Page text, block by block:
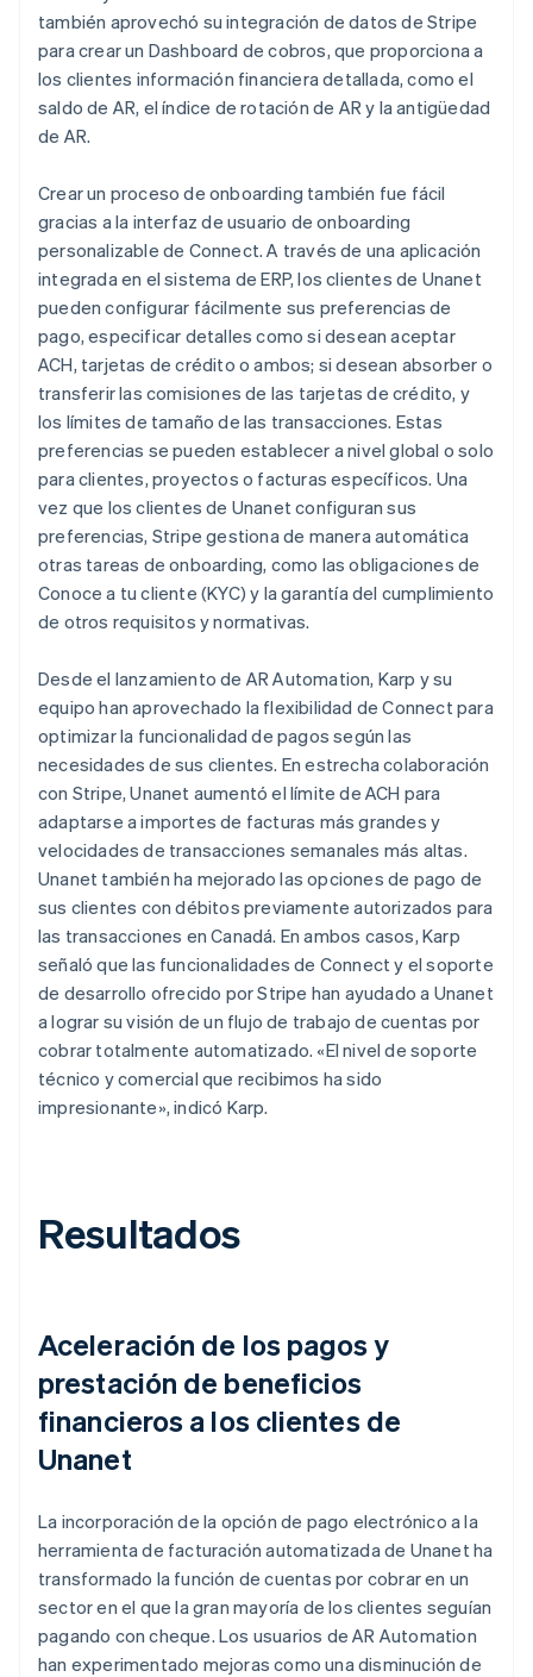
también aprovechó su integración de datos de Stripe
para crear un Dashboard de cobros, que proporciona a
los clientes información financiera detallada, como el
saldo de AR, el índice de rotación de AR y la antigüedad
de AR.
Crear un proceso de onboarding también fue fácil
gracias a la interfaz de usuario de onboarding
personalizable de Connect. A través de una aplicación
integrada en el sistema de ERP, los clientes de Unanet
pueden configurar fácilmente sus preferencias de
pago, especificar detalles como si desean aceptar
ACH, tarjetas de crédito o ambos; si desean absorber o
transferir las comisiones de las tarjetas de crédito, y
los límites de tamaño de las transacciones. Estas
preferencias se pueden establecer a nivel global o solo
para clientes, proyectos o facturas específicos. Una
vez que los clientes de Unanet configuran sus
preferencias, Stripe gestiona de manera automática
otras tareas de onboarding, como las obligaciones de
Conoce a tu cliente (KYC) y la garantía del cumplimiento
de otros requisitos y normativas.
Desde el lanzamiento de AR Automation, Karp y su
equipo han aprovechado la flexibilidad de Connect para
optimizar la funcionalidad de pagos según las
necesidades de sus clientes. En estrecha colaboración
con Stripe, Unanet aumentó el límite de ACH para
adaptarse a importes de facturas más grandes y
velocidades de transacciones semanales más altas.
Unanet también ha mejorado las opciones de pago de
sus clientes con débitos previamente autorizados para
las transacciones en Canadá. En ambos casos, Karp
señaló que las funcionalidades de Connect y el soporte
de desarrollo ofrecido por Stripe han ayudado a Unanet
a lograr su visión de un flujo de trabajo de cuentas por
cobrar totalmente automatizado. «El nivel de soporte
técnico y comercial que recibimos ha sido
impresionante», indicó Karp.
Resultados
Aceleración de los pagos y
prestación de beneficios
financieros a los clientes de
Unanet
La incorporación de la opción de pago electrónico a la
herramienta de facturación automatizada de Unanet ha
transformado la función de cuentas por cobrar en un
sector en el que la gran mayoría de los clientes seguían
pagando con cheque. Los usuarios de AR Automation
han experimentado mejoras como una disminución de